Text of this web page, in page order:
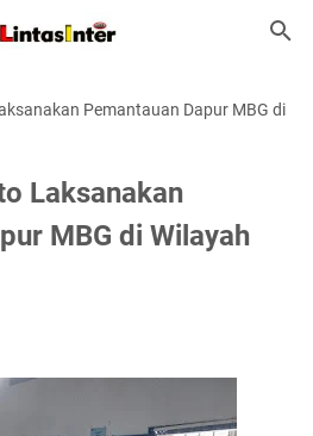
Pemantauan Dapur MBG di
Laksanakan
MBG di Wilayah